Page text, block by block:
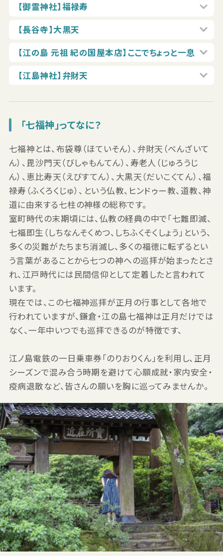
【御霊神社】福禄寿
【長谷寺】大黒天
【江の島 元祖 紀の国屋本店】ここでちょっと一息
【江島神社】弁財天
「七福神」ってなに？
七福神とは、布袋尊（ほていそん）、弁財天（べんざいて
ん）、毘沙門天（びしゃもんてん）、寿老人（じゅろうじ
ん）、恵比寿天（えびすてん）、大黒天（だいこくてん）、福
禄寿（ふくろくじゅ）、という仏教、ヒンドゥー教、道教、神
道に由来する七柱の神様の総称です。
室町時代の末期頃には、仏教の経典の中で「七難即滅、
七福即生（しちなんそくめつ、しちふくそくしょう」という、
多くの災難がたちまち消滅し、多くの福徳に転ずるとい
う言葉があることから七つの神への巡拝が始まったとさ
れ、江戸時代には民間信仰として定着したと言われて
います。
現在では、この七福神巡拝が正月の行事として各地で
行われていますが、鎌倉・江の島七福神は正月だけでは
なく、一年中いつでも巡拝できるのが特徴です、
江ノ島電鉄の一日乗車券「のりおりくん」を利用し、正月
シーズンで混み合う時期を避けて心願成就・家内安全・
疫病退散など、皆さんの願いを胸に巡ってみませんか。